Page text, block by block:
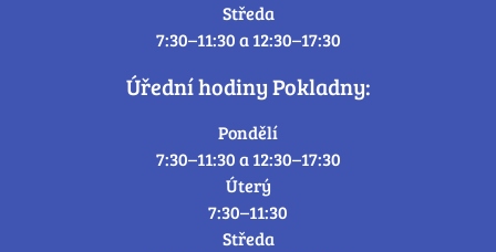
Středa
7:30–11:30 a 12:30–17:30
Úřední hodiny Pokladny:
Pondělí
7:30–11:30 a 12:30–17:30
Úterý
7:30–11:30
Středa